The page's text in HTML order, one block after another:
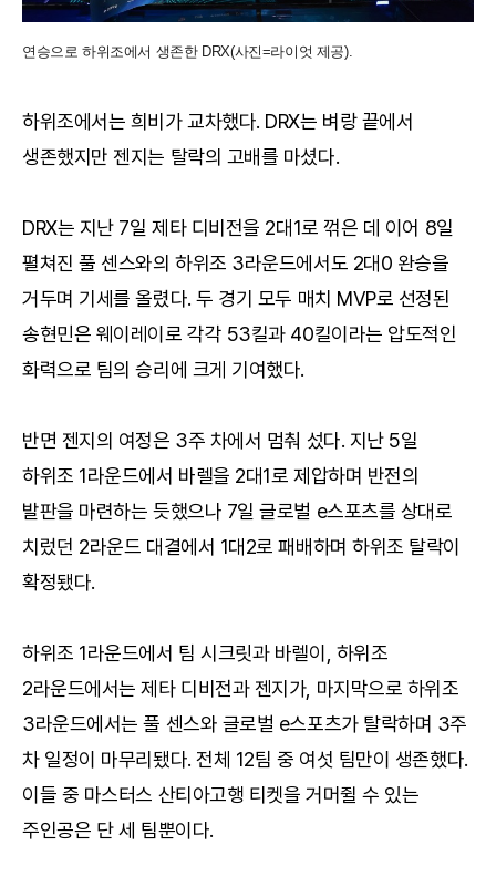
연승으로 하위조에서 생존한 DRX(사진=라이엇 제공).
하위조에서는 희비가 교차했다. DRX는 벼랑 끝에서
생존했지만 젠지는 탈락의 고배를 마셨다.
DRX는 지난 7일 제타 디비전을 2대1로 꺾은 데 이어 8일
펼쳐진 풀 센스와의 하위조 3라운드에서도 2대0 완승을
거두며 기세를 올렸다. 두 경기 모두 매치 MVP로 선정된
송현민은 웨이레이로 각각 53킬과 40킬이라는 압도적인
화력으로 팀의 승리에 크게 기여했다.
반면 젠지의 여정은 3주 차에서 멈춰 섰다. 지난 5일
하위조 1라운드에서 바렐을 2대1로 제압하며 반전의
발판을 마련하는 듯했으나 7일 글로벌 e스포츠를 상대로
치렀던 2라운드 대결에서 1대2로 패배하며 하위조 탈락이
확정됐다.
하위조 1라운드에서 팀 시크릿과 바렐이, 하위조
2라운드에서는 제타 디비전과 젠지가, 마지막으로 하위조
3라운드에서는 풀 센스와 글로벌 e스포츠가 탈락하며 3주
차 일정이 마무리됐다. 전체 12팀 중 여섯 팀만이 생존했다.
이들 중 마스터스 산티아고행 티켓을 거머쥘 수 있는
주인공은 단 세 팀뿐이다.